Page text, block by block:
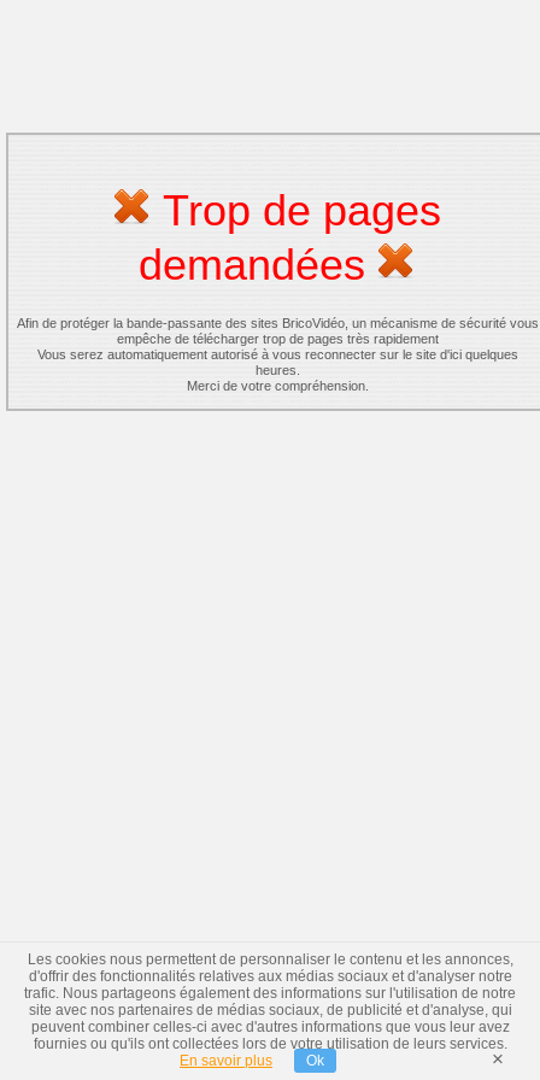
Trop de pages
demandées
Afin de protéger la bande-passante des sites BricoVidéo, un mécanisme de sécurité vous
empêche de télécharger trop de pages très rapidement
Vous serez automatiquement autorisé à vous reconnecter sur le site d'ici quelques
heures.
Merci de votre compréhension.
Les cookies nous permettent de personnaliser le contenu et les annonces,
d'offrir des fonctionnalités relatives aux médias sociaux et d'analyser notre
trafic. Nous partageons également des informations sur l'utilisation de notre
site avec nos partenaires de médias sociaux, de publicité et d'analyse, qui
peuvent combiner celles-ci avec d'autres informations que vous leur avez
fournies ou qu'ils ont collectées lors de votre utilisation de leurs services.
En savoir plus
Ok ×